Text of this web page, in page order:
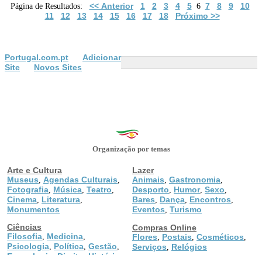
Página de Resultados: << Anterior 1 2 3 4 56 7 8 9
10
11
12 13 14 15 16 17 18 Próximo >>
Portugal.com.pt
Adicionar
Site
Novos Sites
Organização por temas
Arte e Cultura
Museus
Agendas Culturais
Fotografia Música Teatro
Cinema Literatura
Monumentos
Ciências
Filosofia Medicina
Psicologia Política Gestão
Lazer
Animais Gastronomia
Desporto Humor, Sexo
Bares Dança Encontros
Eventos Turismo
Compras Online
Flores
Postais Cosméticos
Serviços Relógios